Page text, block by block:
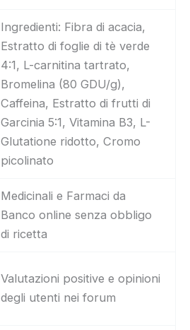
Ingredienti: Fibra di acacia,
Estratto di foglie di tè verde
4:1, L-carnitina tartrato,
Bromelina (80 GDU/g),
Caffeina, Estratto di frutti di
Garcinia 5:1, Vitamina B3, L-
Glutatione ridotto, Cromo
picolinato
Medicinali e Farmaci da
Banco online senza obbligo
di ricetta
Valutazioni positive e opinioni
degli utenti nei forum